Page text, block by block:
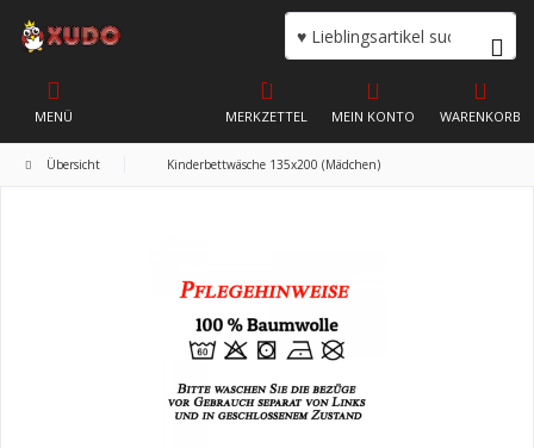
WARENKORB
MERKZETTEL MEIN KONTO
MENÜ
Übersicht Kinderbettwäsche 135x200 (Mädchen)